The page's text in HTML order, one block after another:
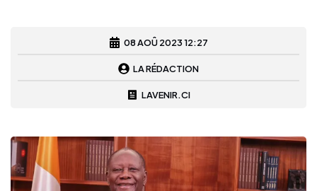
08 AOÛ 2023 12:27
LA RÉDACTION
LAVENIR.CI